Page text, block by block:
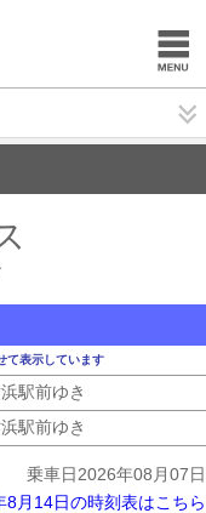
て表示しています
駅前ゆき
駅前ゆき
乗車日2026年08月07日
月14日の時刻表はこちら